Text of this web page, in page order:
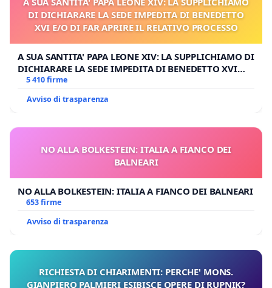
DI DICHIARARE LA SEDE IMPEDITA DI BENEDETTO
XVI E/O DI FAR APRIRE IL RELATIVO PROCESSO
A SUA SANTITA' PAPA LEONE XIV: LA SUPPLICHIAMO DI
DICHIARARE LA SEDE IMPEDITA DI BENEDETTO XVI
E/O DI FAR APRIRE IL RELATIVO PROCESSO
5 410 firme
Avviso di trasparenza
NO ALLA BOLKESTEIN: ITALIA A FIANCO DEI
BALNEARI
NO ALLA BOLKESTEIN: ITALIA A FIANCO DEI BALNEARI
653 firme
Avviso di trasparenza
RICHIESTA DI CHIARIMENTI: PERCHE' MONS.
GIANPIERO PALMIERI ESIBISCE OPERE DI RUPNIK?